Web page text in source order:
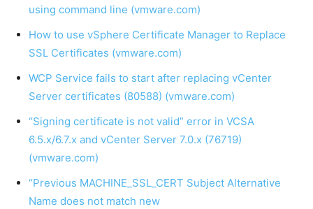
using command line (vmware.com)
How to use vSphere Certificate Manager to Replace
SSL Certificates (vmware.com)
WCP Service fails to start after replacing vCenter
Server certificates (80588) (vmware.com)
“Signing certificate is not valid” error in VCSA
6.5.x/6.7.x and vCenter Server 7.0.x (76719)
(vmware.com)
“Previous MACHINE_SSL_CERT Subject Alternative
Name does not match new